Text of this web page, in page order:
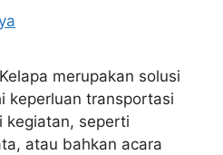
merupakan solusi
keperluan transportasi
kegiatan, seperti
atau bahkan acara